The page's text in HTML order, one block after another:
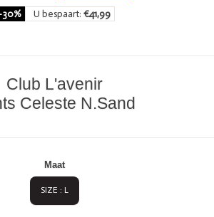
U bespaart: €41,99
Club L'avenir
Celeste N.Sand
Maat
SIZE : L